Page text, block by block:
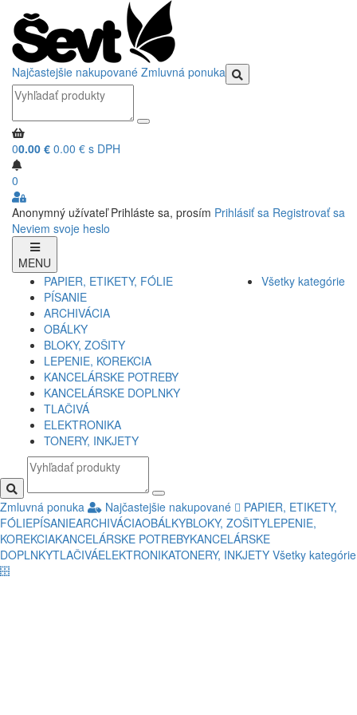
Najčastejšie nakupované Zmluvná ponuka
00.00 € 0.00 € s DPH
0
Anonymný užívateľ Prihláste sa, prosím Prihlásiť sa Registrovať sa
Neviem svoje heslo
MENU
PAPIER, ETIKETY, FÓLIE
PÍSANIE
ARCHIVÁCIA
OBÁLKY
BLOKY, ZOŠITY
LEPENIE, KOREKCIA
KANCELÁRSKE POTREBY
KANCELÁRSKE DOPLNKY
TLAČIVÁ
ELEKTRONIKA
TONERY, INKJETY
Všetky kategórie
Zmluvná ponuka Najčastejšie nakupované
PAPIER, ETIKETY,
FÓLIEPÍSANIEARCHIVÁCIAOBÁLKYBLOKY, ZOŠITYLEPENIE,
KOREKCIAKANCELÁRSKE POTREBYKANCELÁRSKE
DOPLNKYTLAČIVÁELEKTRONIKATONERY, INKJETY Všetky kategórie